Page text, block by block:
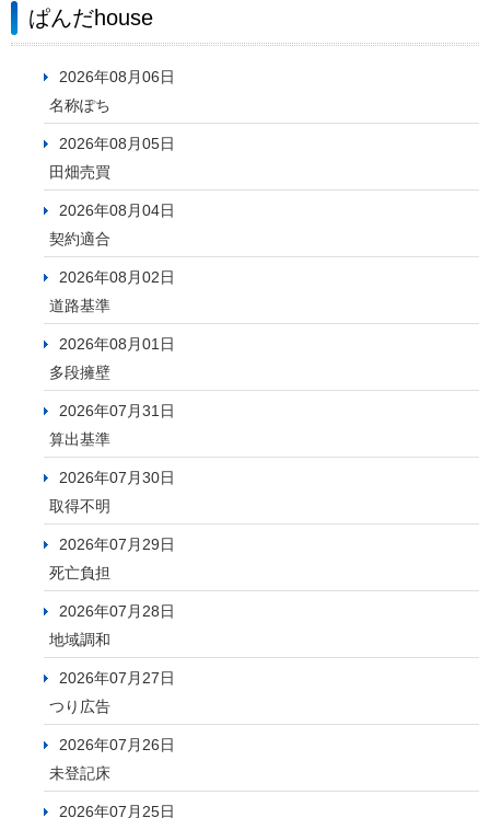
ぱんだhouse
2026年08月06日
名称ぽち
2026年08月05日
田畑売買
2026年08月04日
契約適合
2026年08月02日
道路基準
2026年08月01日
多段擁壁
2026年07月31日
算出基準
2026年07月30日
取得不明
2026年07月29日
死亡負担
2026年07月28日
地域調和
2026年07月27日
つり広告
2026年07月26日
未登記床
2026年07月25日